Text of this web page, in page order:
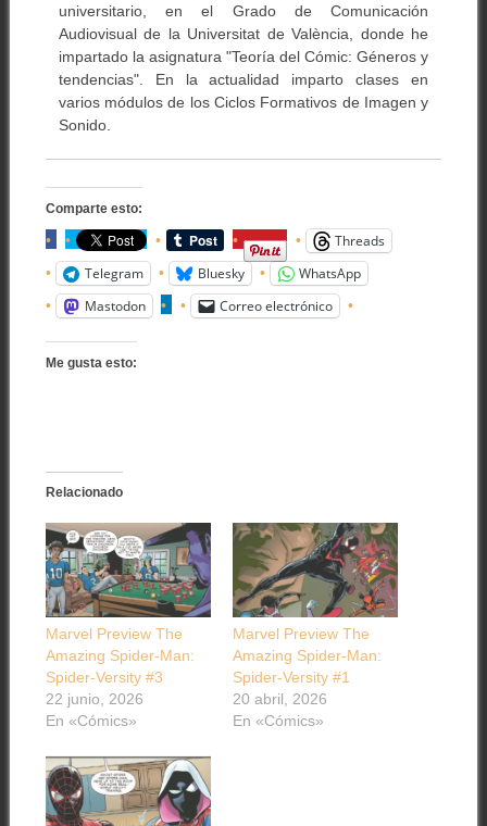
universitario, en el Grado de Comunicación
Audiovisual de la Universitat de València, donde he
impartado la asignatura "Teoría del Cómic: Géneros y
tendencias". En la actualidad imparto clases en
varios módulos de los Ciclos Formativos de Imagen y
Sonido.
Comparte esto:
Threads
Telegram
Bluesky
WhatsApp
Mastodon
Correo electrónico
Me gusta esto:
Relacionado
Marvel Preview The
Amazing Spider-Man:
Spider-Versity #3
22 junio, 2026
En «Cómics»
Marvel Preview The
Amazing Spider-Man:
Spider-Versity #1
20 abril, 2026
En «Cómics»